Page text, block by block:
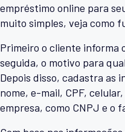
empréstimo online para
muito simples, veja como
Primeiro o cliente informa
seguida, o motivo para
Depois disso, cadastra as
nome, e-mail, CPF,
empresa, como CNPJ e o